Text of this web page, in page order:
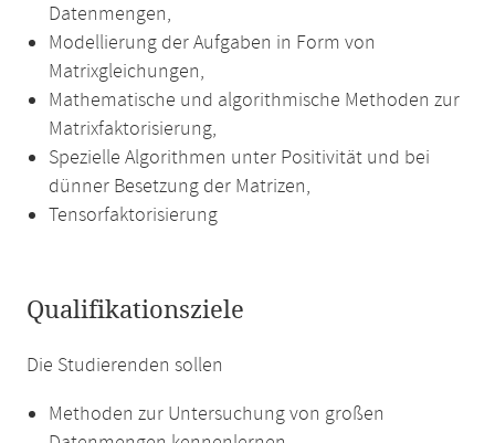
Datenmengen,
Modellierung der Aufgaben in Form von
Matrixgleichungen,
Mathematische und algorithmische Methoden zur
Matrixfaktorisierung,
Spezielle Algorithmen unter Positivität und bei
dünner Besetzung der Matrizen,
Tensorfaktorisierung
Qualifikationsziele
Die Studierenden sollen
Methoden zur Untersuchung von großen